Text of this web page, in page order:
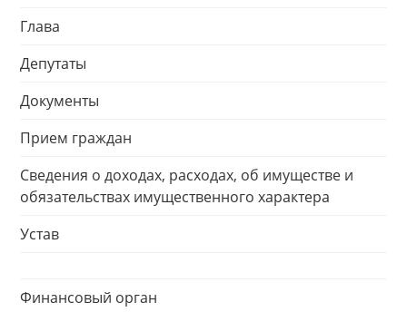
Глава
Депутаты
Документы
Прием граждан
Сведения о доходах, расходах, об имуществе и
обязательствах имущественного характера
Устав
Финансовый орган